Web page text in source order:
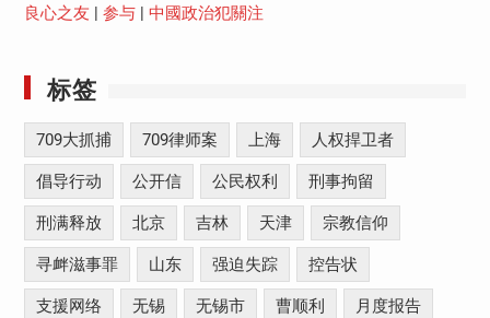
良心之友 | 参与| 中國政治犯關注
标签
709大抓捕 709律师案 上海 人权捍卫者
倡导行动 公开信 公民权利 刑事拘留
刑满释放 北京 吉林 天津 宗教信仰
寻衅滋事罪 山东 强迫失踪 控告状
支援网络 无锡 无锡市 曹顺利 月度报告